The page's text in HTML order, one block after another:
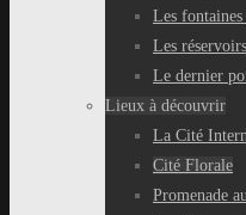
Les fontaines
Les
Le dernier
Lieux à découvrir
La Cité
Cité Florale
Promenade